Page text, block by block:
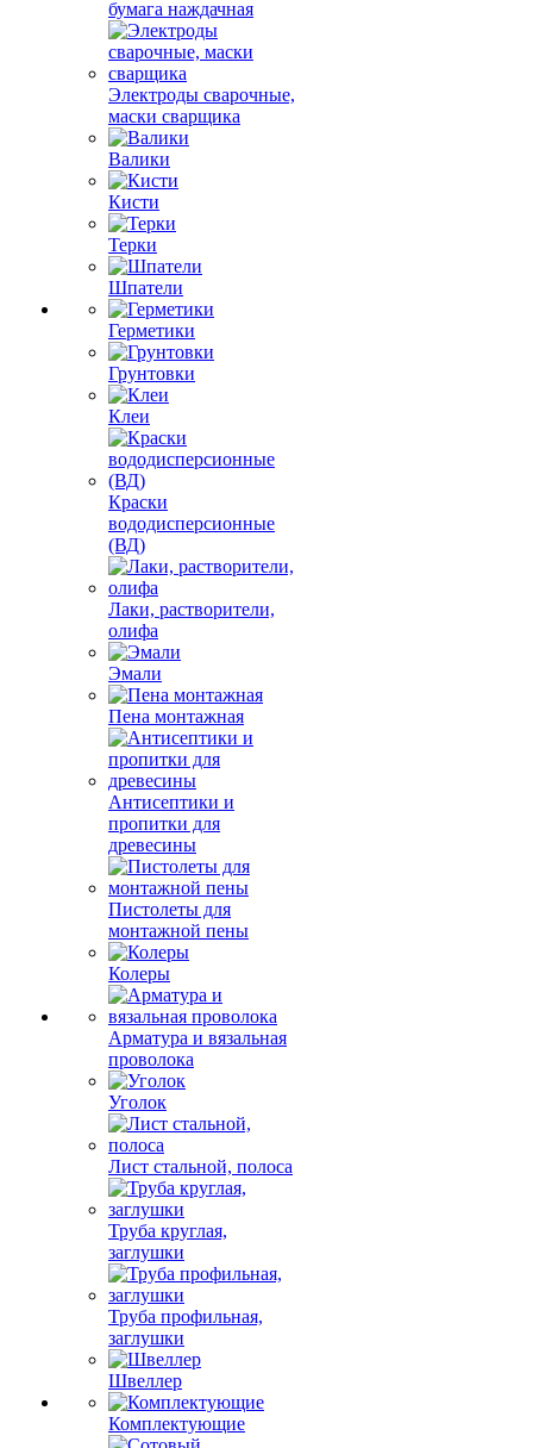
бумага наждачная
Электроды сварочные,
маски сварщика
Валики
Кисти
Терки
Шпатели
Герметики
Грунтовки
Клеи
Краски
вододисперсионные
(ВД)
Лаки, растворители,
олифа
Эмали
Пена монтажная
Антисептики и
пропитки для
древесины
Пистолеты для
монтажной пены
Колеры
Арматура и вязальная
проволока
Уголок
Лист стальной, полоса
Труба круглая,
заглушки
Труба профильная,
заглушки
Швеллер
Комплектующие